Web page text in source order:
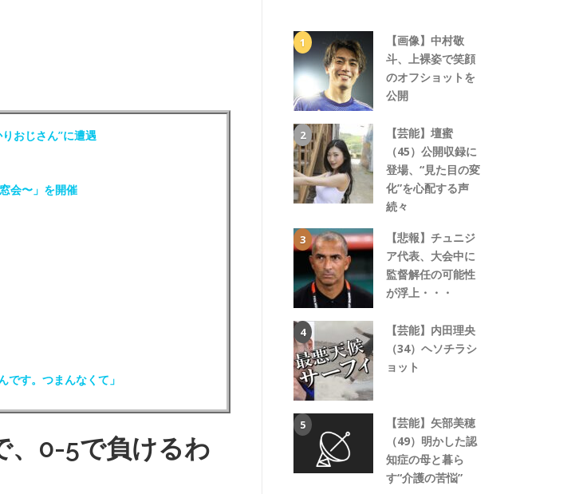
おじさん”に遭遇
会〜」を開催
す。つまんなくて」
、0-5で負けるわ
【画像】中村敬
斗、上裸姿で笑顔
のオフショットを
公開
【芸能】壇蜜
（45）公開収録に
登場、“見た目の変
化”を心配する声
続々
【悲報】チュニジ
ア代表、大会中に
監督解任の可能性
が浮上・・・
【芸能】内田理央
（34）ヘソチラシ
ョット
【芸能】矢部美穂
（49）明かした認
知症の母と暮ら
す“介護の苦悩”